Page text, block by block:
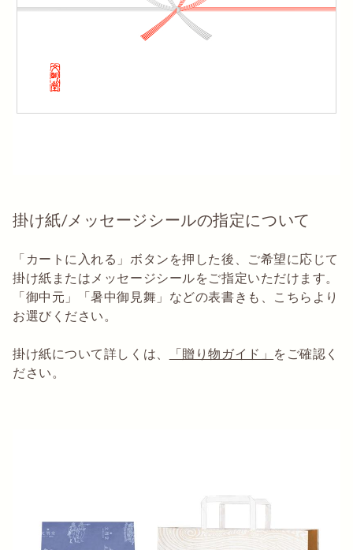
掛け紙/メッセージシールの指定について
「カートに入れる」ボタンを押した後、ご希望に応じて
掛け紙またはメッセージシールをご指定いただけます。
「御中元」「暑中御見舞」などの表書きも、こちらより
お選びください。
掛け紙について詳しくは、 「贈り物ガイド」 をご確認く
ださい。